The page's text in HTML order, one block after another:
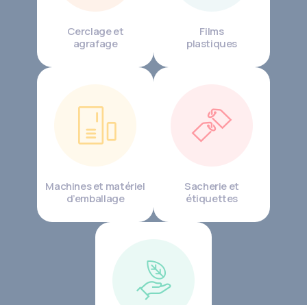
Cerclage et
agrafage
Films
plastiques
Machines et matériel
d’emballage
Sacherie et
étiquettes